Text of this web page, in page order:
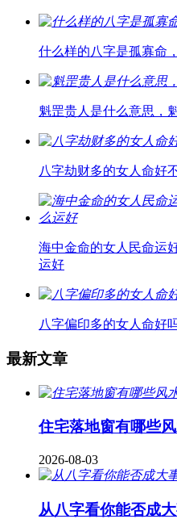
什么样的八字是孤寡命
魁罡贵人是什么意思，
八字劫财多的女人命好
海中金命的女人民命运
运好
八字偏印多的女人命好
最新文章
住宅落地窗有哪些
2026-08-03
从八字看你能否成